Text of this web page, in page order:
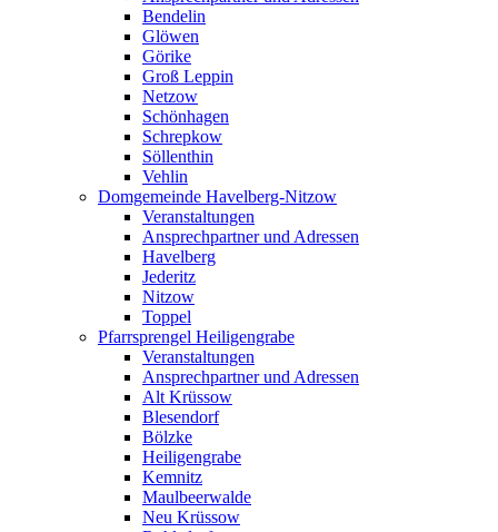
Bendelin
Glöwen
Görike
Groß Leppin
Netzow
Schönhagen
Schrepkow
Söllenthin
Vehlin
Domgemeinde Havelberg-Nitzow
Veranstaltungen
Ansprechpartner und Adressen
Havelberg
Jederitz
Nitzow
Toppel
Pfarrsprengel Heiligengrabe
Veranstaltungen
Ansprechpartner und Adressen
Alt Krüssow
Blesendorf
Bölzke
Heiligengrabe
Kemnitz
Maulbeerwalde
Neu Krüssow